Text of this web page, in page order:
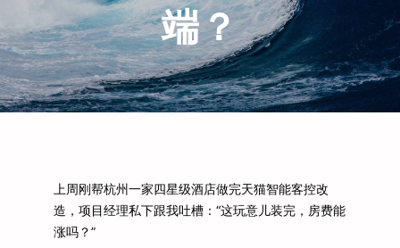
端？
上周刚帮杭州一家四星级酒店做完天猫智能客控改
造，项目经理私下跟我吐槽：“这玩意儿装完，房费能
涨吗？”